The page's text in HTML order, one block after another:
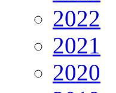
2022
2021
2020